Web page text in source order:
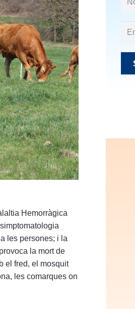
Hemorràgica
les persones; i la
la mort de
el fred, el mosquit
les comarques on